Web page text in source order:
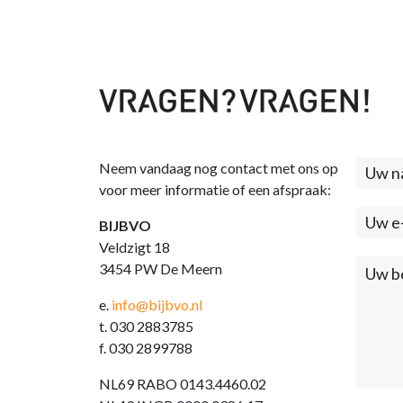
Neem vandaag nog contact met ons op
voor meer informatie of een afspraak:
BIJBVO
Veldzigt 18
3454 PW De Meern
e. info@bijbvo.nl
t. 030 2883785
f. 030 2899788
NL69 RABO 0143.4460.02